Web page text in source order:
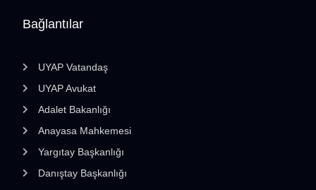
Bağlantılar
UYAP Vatandaş
UYAP Avukat
Adalet Bakanlığı
Anayasa Mahkemesi
Yargıtay Başkanlığı
Danıştay Başkanlığı